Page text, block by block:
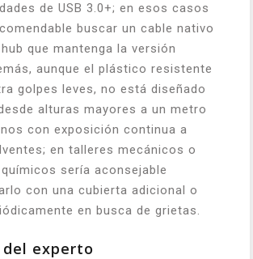
de USB 3.0+; en esos casos
buscar un cable nativo
que mantenga la versión
aunque el plástico resistente
golpes leves, no está diseñado
alturas mayores a un metro
con exposición continua a
en talleres mecánicos o
sería aconsejable
con una cubierta adicional o
en busca de grietas.
experto